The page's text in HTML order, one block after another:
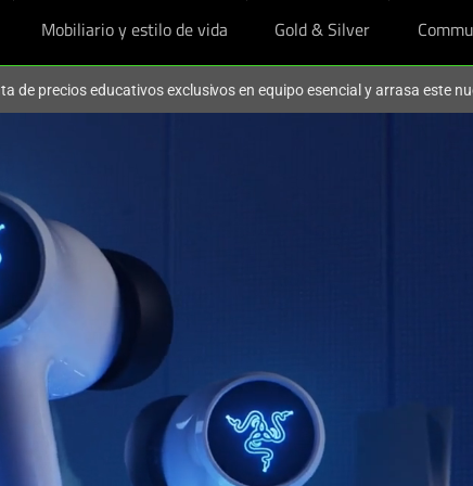
Mobiliario y estilo de vida Gold & Silver
de precios educativos exclusivos en equipo esencial y arrasa este